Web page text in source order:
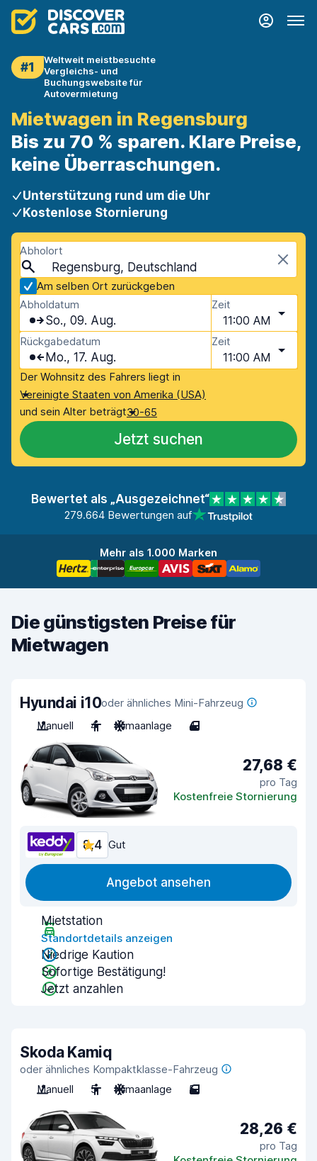
#1
Weltweit meistbesuchte
Vergleichs- und
Buchungswebsite für
Autovermietung
Mietwagen in Regensburg
Bis zu 70 % sparen. Klare Preise,
keine Überraschungen.
Unterstützung rund um die Uhr
Kostenlose Stornierung
Abholort
Regensburg, Deutschland
Am selben Ort zurückgeben
Abholdatum
So., 09. Aug.
Zeit
11:00 AM
Rückgabedatum
Mo., 17. Aug.
Zeit
11:00 AM
Der Wohnsitz des Fahrers liegt in
Vereinigte Staaten von Amerika (USA)
und sein Alter beträgt30-65
Jetzt suchen
Bewertet als „Ausgezeichnet“
279.664 Bewertungen auf
Mehr als 1.000 Marken
Die günstigsten Preise für
Mietwagen
Hyundai i10oder ähnliches Mini-Fahrzeug
Manuell
4 Klimaanlage 4
27,68 €
pro Tag
Kostenfreie Stornierung
8,4 Gut
Angebot ansehen
Mietstation
Standortdetails anzeigen
Niedrige Kaution
Sofortige Bestätigung!
Jetzt anzahlen
Skoda Kamiq
oder ähnliches Kompaktklasse-Fahrzeug
Manuell
5 Klimaanlage 5
28,26 €
pro Tag